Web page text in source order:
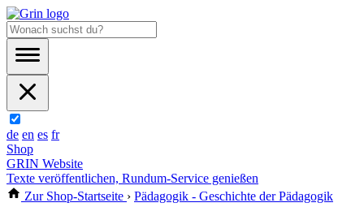
de en es fr
Shop
GRIN Website
Texte veröffentlichen, Rundum-Service genießen
Zur Shop-Startseite › Pädagogik - Geschichte der Pädagogik